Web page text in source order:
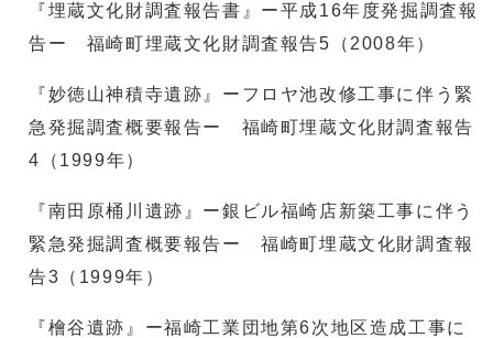
『埋蔵文化財調査報告書』ー平成16年度発掘調査報
告ー 福崎町埋蔵文化財調査報告5（2008年）
『妙徳山神積寺遺跡』ーフロヤ池改修工事に伴う緊
急発掘調査概要報告ー 福崎町埋蔵文化財調査報告
4（1999年）
『南田原桶川遺跡』ー銀ビル福崎店新築工事に伴う
緊急発掘調査概要報告ー 福崎町埋蔵文化財調査報
告3（1999年）
『檜谷遺跡』ー福崎工業団地第6次地区造成工事に